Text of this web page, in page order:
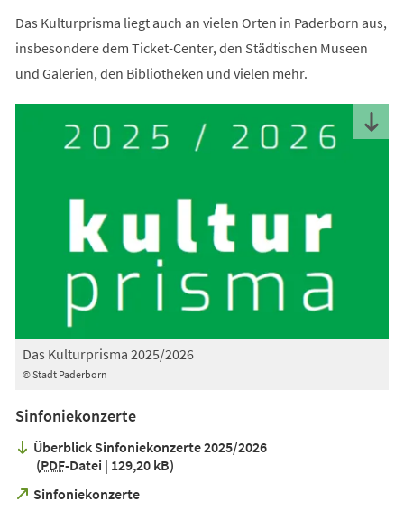
Das Kulturprisma liegt auch an vielen Orten in Paderborn aus,
insbesondere dem Ticket-Center, den Städtischen Museen
und Galerien, den Bibliotheken und vielen mehr.
© Stadt Paderborn
Das Kulturprisma 2025/2026
Sinfoniekonzerte
Überblick Sinfoniekonzerte 2025/2026
PDF-Datei 129,20 kB
Sinfoniekonzerte
(Öffnet